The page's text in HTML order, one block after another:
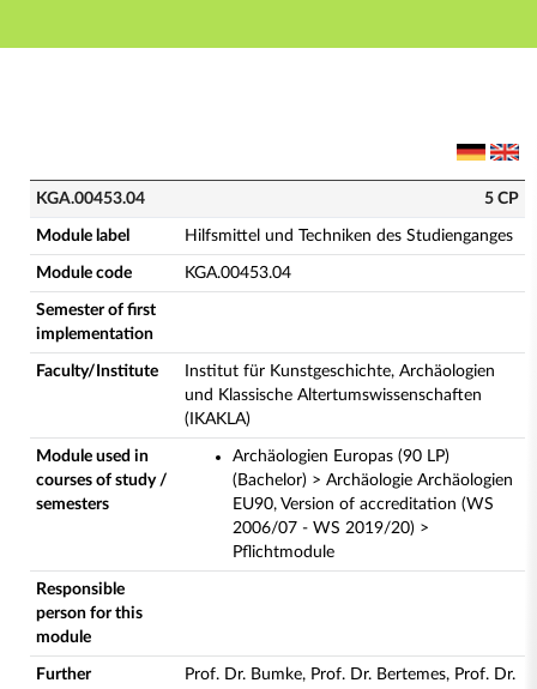
Main navigation
KGA.00453.04 - Hilfsmittel und Techniken des
KGA.00453.04 5 CP
Module label Hilfsmittel und Techniken des Studienganges
Module code KGA.00453.04
Semester of first
implementation
Faculty/Institute
Institut für Kunstgeschichte, Archäologien
und Klassische Altertumswissenschaften
(IKAKLA)
Module used in
courses of study /
semesters
Archäologien Europas (90 LP)
(Bachelor) > Archäologie Archäologien
EU90, Version of accreditation (WS
2006/07 - WS 2019/20) >
Pflichtmodule
Responsible
person for this
module
Further
Prof. Dr. Bumke, Prof. Dr. Bertemes, Prof. Dr.